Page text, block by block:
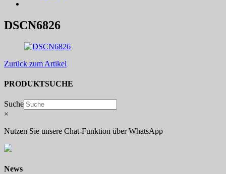
DSCN6826
Zurück zum Artikel
PRODUKTSUCHE
Suche
×
Nutzen Sie unsere Chat-Funktion über WhatsApp
News